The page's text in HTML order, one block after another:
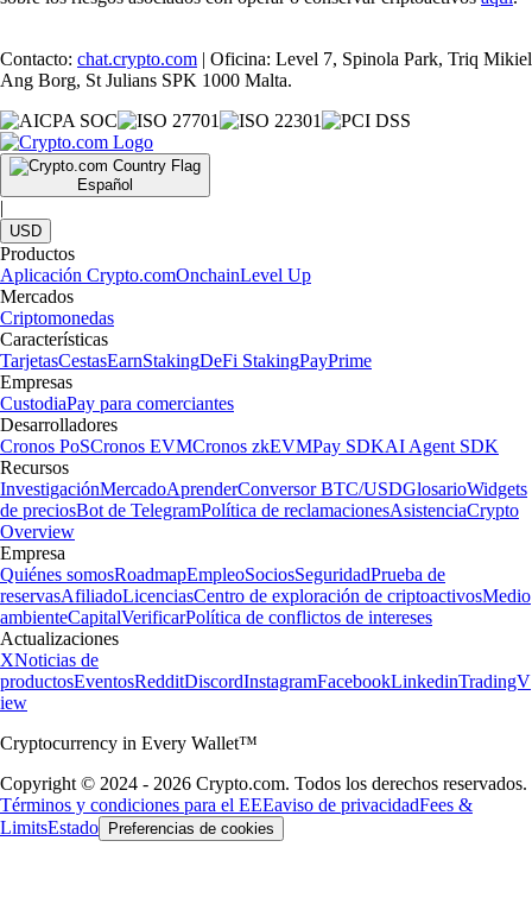
Contacto: chat.crypto.com | Oficina: Level 7, Spinola Park, Triq Mikiel
Ang Borg, St Julians SPK 1000 Malta.
Español
|
USD
Productos
Aplicación Crypto.comOnchainLevel Up
Mercados
Criptomonedas
Características
TarjetasCestasEarnStakingDeFi StakingPayPrime
Empresas
CustodiaPay para comerciantes
Desarrolladores
Cronos PoSCronos EVMCronos zkEVMPay SDKAI Agent SDK
Recursos
InvestigaciónMercadoAprenderConversor BTC/USDGlosarioWidgets
de preciosBot de TelegramPolítica de reclamacionesAsistenciaCrypto
Overview
Empresa
Quiénes somosRoadmapEmpleoSociosSeguridadPrueba de
reservasAfiliadoLicenciasCentro de exploración de criptoactivosMedio
ambienteCapitalVerificarPolítica de conflictos de intereses
Actualizaciones
XNoticias de
productosEventosRedditDiscordInstagramFacebookLinkedinTradingV
iew
Cryptocurrency in Every Wallet™
Copyright © 2024 - 2026 Crypto.com. Todos los derechos reservados.
Términos y condiciones para el EEEaviso de privacidadFees &
LimitsEstado Preferencias de cookies